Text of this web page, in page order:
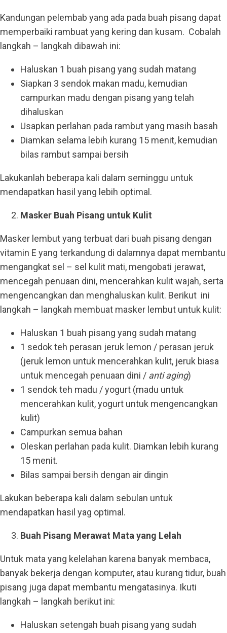
Kandungan pelembab yang ada pada buah pisang dapat
memperbaiki rambuat yang kering dan kusam. Cobalah
langkah – langkah dibawah ini:
Haluskan 1 buah pisang yang sudah matang
Siapkan 3 sendok makan madu, kemudian
campurkan madu dengan pisang yang telah
dihaluskan
Usapkan perlahan pada rambut yang masih basah
Diamkan selama lebih kurang 15 menit, kemudian
bilas rambut sampai bersih
Lakukanlah beberapa kali dalam seminggu untuk
mendapatkan hasil yang lebih optimal.
Masker Buah Pisang untuk Kulit
Masker lembut yang terbuat dari buah pisang dengan
vitamin E yang terkandung di dalamnya dapat membantu
mengangkat sel – sel kulit mati, mengobati jerawat,
mencegah penuaan dini, mencerahkan kulit wajah, serta
mengencangkan dan menghaluskan kulit. Berikut ini
langkah – langkah membuat masker lembut untuk kulit:
Haluskan 1 buah pisang yang sudah matang
1 sedok teh perasan jeruk lemon / perasan jeruk
(jeruk lemon untuk mencerahkan kulit, jeruk biasa
untuk mencegah penuaan dini / anti aging)
1 sendok teh madu / yogurt (madu untuk
mencerahkan kulit, yogurt untuk mengencangkan
kulit)
Campurkan semua bahan
Oleskan perlahan pada kulit. Diamkan lebih kurang
15 menit.
Bilas sampai bersih dengan air dingin
Lakukan beberapa kali dalam sebulan untuk
mendapatkan hasil yag optimal.
Buah Pisang Merawat Mata yang Lelah
Untuk mata yang kelelahan karena banyak membaca,
banyak bekerja dengan komputer, atau kurang tidur, buah
pisang juga dapat membantu mengatasinya. Ikuti
langkah – langkah berikut ini:
Haluskan setengah buah pisang yang sudah